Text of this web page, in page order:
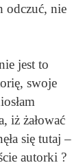
odczuć, nie
jest to
swoje
iż żałować
się tutaj –
autorki ?